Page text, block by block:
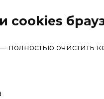
cookies
полностью очистить